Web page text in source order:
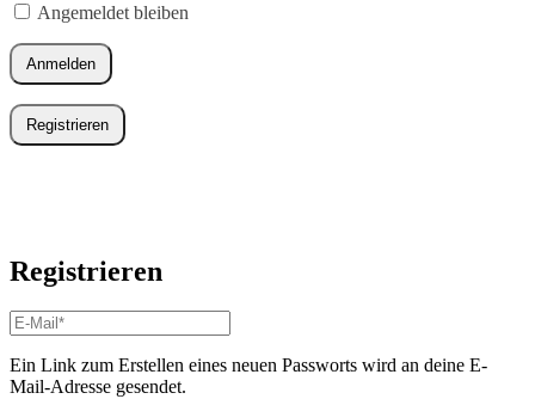
Angemeldet bleiben
Anmelden
Registrieren
Registrieren
E-
Mail-
Adresse*
Erforderlich
Ein Link zum Erstellen eines neuen Passworts wird an deine E-
Mail-Adresse gesendet.